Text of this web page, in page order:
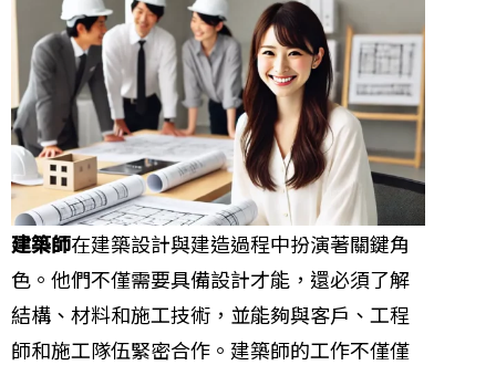
建築師在建築設計與建造過程中扮演著關鍵角
色。他們不僅需要具備設計才能，還必須了解
結構、材料和施工技術，並能夠與客戶、工程
師和施工隊伍緊密合作。建築師的工作不僅僅